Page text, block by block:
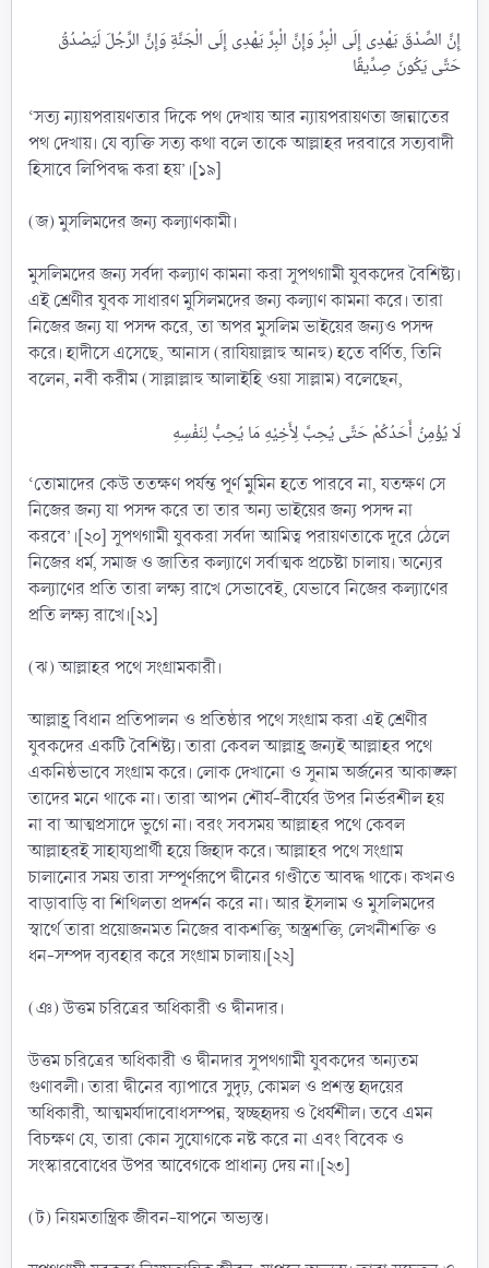
إِنَّ الصِّدْقَ يَهْدِى إِلَى الْبِرِّ وَإِنَّ الْبِرَّ يَهْدِى إِلَى الْجَنَّةِ وَإِنَّ الرَّجُلَ لَيَصْدُقُ
‘সত্য ন্যায়পরায়ণতার দিকে পথ দেখায় আর ন্যায়পরায়ণতা জান্নাতের
পথ দেখায়। যে ব্যক্তি সত্য কথা বলে তাকে আল্লাহর দরবারে সত্যবাদী
হিসাবে লিপিবদ্ধ করা হয়’।[১৯]
(জ) মুসলিমদের জন্য কল্যাণকামী।
মুসলিমদের জন্য সর্বদা কল্যাণ কামনা করা সুপথগামী যুবকদের বৈশিষ্ট্য।
এই শ্রেণীর যুবক সাধারণ মুসিলমদের জন্য কল্যাণ কামনা করে। তারা
নিজের জন্য যা পসন্দ করে, তা অপর মুসলিম ভাইয়ের জন্যও পসন্দ
করে। হাদীসে এসেছে, আনাস (রাযিয়াল্লাহু আনহু) হতে বর্ণিত, তিনি
বলেন, নবী করীম (সাল্লাল্লাহু আলাইহি ওয়া সাল্লাম) বলেছেন,
‘তোমাদের কেউ ততক্ষণ পর্যন্ত পূর্ণ মুমিন হতে পারবে না, যতক্ষণ সে
নিজের জন্য যা পসন্দ করে তা তার অন্য ভাইয়ের জন্য পসন্দ না
করবে’।[২০] সুপথগামী যুবকরা সর্বদা আমিত্ব পরায়ণতাকে দূরে ঠেলে
নিজের ধর্ম, সমাজ ও জাতির কল্যাণে সর্বাত্মক প্রচেষ্টা চালায়। অন্যের
কল্যাণের প্রতি তারা লক্ষ্য রাখে সেভাবেই, যেভাবে নিজের কল্যাণের
প্রতি লক্ষ্য রাখে।[২১]
(ঝ) আল্লাহর পথে সংগ্রামকারী।
আল্লাহ্র বিধান প্রতিপালন ও প্রতিষ্ঠার পথে সংগ্রাম করা এই শ্রেণীর
যুবকদের একটি বৈশিষ্ট্য। তারা কেবল আল্লাহ্র জন্যই আল্লাহর পথে
একনিষ্ঠভাবে সংগ্রাম করে। লোক দেখানো ও সুনাম অর্জনের আকাঙ্ক্ষা
তাদের মনে থাকে না। তারা আপন শৌর্য-বীর্যের উপর নির্ভরশীল হয়
না বা আত্মপ্রসাদে ভুগে না। বরং সবসময় আল্লাহর পথে কেবল
আল্লাহরই সাহায্যপ্রার্থী হয়ে জিহাদ করে। আল্লাহর পথে সংগ্রাম
চালানোর সময় তারা সম্পূর্ণরূপে দ্বীনের গণ্ডীতে আবদ্ধ থাকে। কখনও
বাড়াবাড়ি বা শিথিলতা প্রদর্শন করে না। আর ইসলাম ও মুসলিমদের
স্বার্থে তারা প্রয়োজনমত নিজের বাকশক্তি, অস্ত্রশক্তি, লেখনীশক্তি ও
ধন-সম্পদ ব্যবহার করে সংগ্রাম চালায়।[২২]
(ঞ) উত্তম চরিত্রের অধিকারী ও দ্বীনদার।
উত্তম চরিত্রের অধিকারী ও দ্বীনদার সুপথগামী যুবকদের অন্যতম
গুণাবলী। তারা দ্বীনের ব্যাপারে সুদৃঢ়, কোমল ও প্রশস্ত হৃদয়ের
অধিকারী, আত্মমর্যাদাবোধসম্পন্ন, স্বচ্ছহৃদয় ও ধৈর্যশীল। তবে এমন
বিচক্ষণ যে, তারা কোন সুযোগকে নষ্ট করে না এবং বিবেক ও
সংস্কারবোধের উপর আবেগকে প্রাধান্য দেয় না।[২৩]
(ট) নিয়মতান্ত্রিক জীবন-যাপনে অভ্যস্ত।